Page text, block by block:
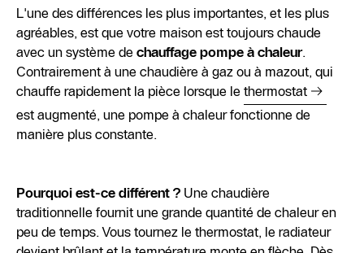
L'une des différences les plus importantes, et les plus
agréables, est que votre maison est toujours chaude
avec un système de chauffage pompe à chaleur.
Contrairement à une chaudière à gaz ou à mazout, qui
chauffe rapidement la pièce lorsque le thermostat
est augmenté, une pompe à chaleur fonctionne de
manière plus constante.
Pourquoi est-ce différent ? Une chaudière
traditionnelle fournit une grande quantité de chaleur en
peu de temps. Vous tournez le thermostat, le radiateur